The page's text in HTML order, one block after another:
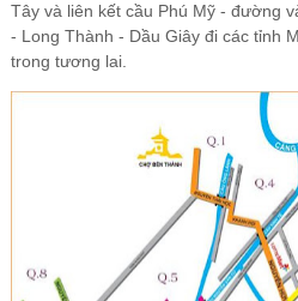
Tây và liên kết cầu Phú Mỹ - đường
- Long Thành - Dầu Giây đi các tỉnh
trong tương lai.